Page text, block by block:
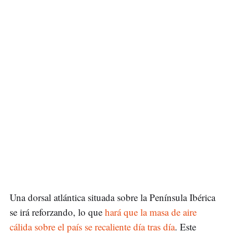
Una dorsal atlántica situada sobre la Península Ibérica
se irá reforzando, lo que hará que la masa de aire
cálida sobre el país se recaliente día tras día. Este